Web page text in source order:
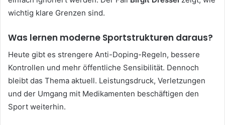
wichtig klare Grenzen sind.
Was lernen moderne Sportstrukturen daraus?
Heute gibt es strengere Anti-Doping-Regeln, bessere
Kontrollen und mehr öffentliche Sensibilität. Dennoch
bleibt das Thema aktuell. Leistungsdruck, Verletzungen
und der Umgang mit Medikamenten beschäftigen den
Sport weiterhin.